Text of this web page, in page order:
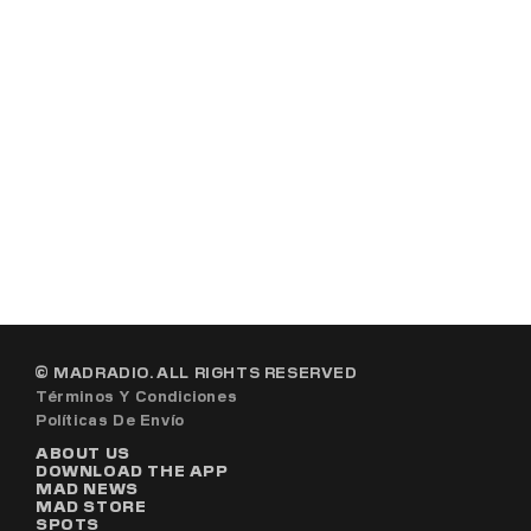
© MADRADIO. ALL RIGHTS RESERVED
Términos Y Condiciones
Políticas De Envío
ABOUT US
DOWNLOAD THE APP
MAD NEWS
MAD STORE
SPOTS